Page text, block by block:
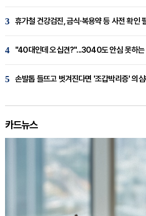
3 휴가철 건강검진, 금식·복용약 등 사전 확인
4 "40대인데 오십견?"...3040도 안심 못하는
5 손발톱 들뜨고 벗겨진다면 '조갑박리증' 의
카드뉴스